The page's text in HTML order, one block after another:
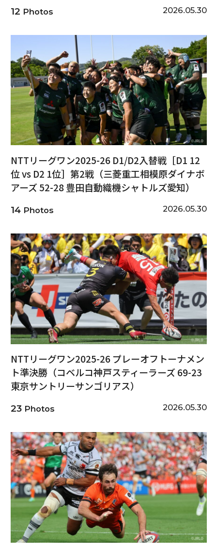
12 Photos 2026.05.30
NTTリーグワン2025-26 D1/D2入替戦［D1 12
位 vs D2 1位］第2戦（三菱重工相模原ダイナボ
アーズ 52-28 豊田自動織機シャトルズ愛知）
14Photos 2026.05.30
NTTリーグワン2025-26 プレーオフトーナメン
ト準決勝（コベルコ神戸スティーラーズ 69-23
東京サントリーサンゴリアス）
23Photos 2026.05.30